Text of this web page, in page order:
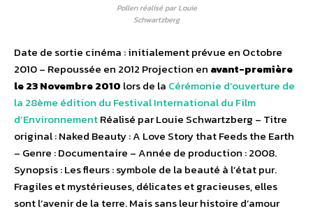
Pollen réalisé par Louie
Schwartzberg
Date de sortie cinéma : initialement prévue en Octobre
2010 – Repoussée en 2012 Projection en avant-première
le 23 Novembre 2010 lors de la Cérémonie d’ouverture de
la 28ème édition du Festival International du Film
d’EnvironnementRéalisé par Louie Schwartzberg – Titre
original : Naked Beauty : A Love Story that Feeds the Earth
– Genre : Documentaire – Année de production : 2008.
Synopsis : Les fleurs : symbole de la beauté à l’état pur.
Fragiles et mystérieuses, délicates et gracieuses, elles
sont l’avenir de la terre. Mais sans leur histoire d’amour